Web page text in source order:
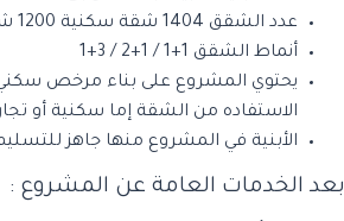
عدد الشقق 1404 شقة سكنية 1200 شقة فندقية 204 محل تجاري.
أنماط الشقق 1+1 / 1+2 / 3+1
يحتوي المشروع على بناء مرخص
الاستفاده من الشقة إما سكنية أو
الأبنية في المشروع منها جاهز
بعد الخدمات العامة عن المشروع :